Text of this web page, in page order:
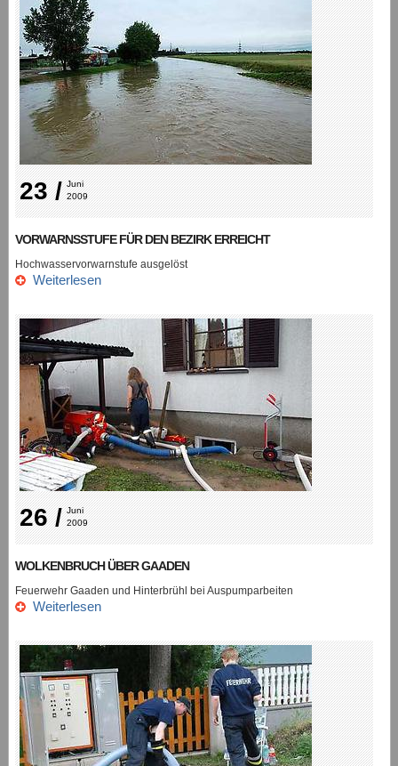
23 / Juni
2009
VORWARNSSTUFE FÜR DEN BEZIRK ERREICHT
Hochwasservorwarnstufe ausgelöst
Weiterlesen
26 / Juni
2009
WOLKENBRUCH ÜBER GAADEN
Feuerwehr Gaaden und Hinterbrühl bei Auspumparbeiten
Weiterlesen